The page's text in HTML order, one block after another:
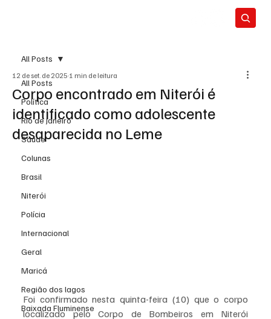
All Posts
Política
Rio de Janeiro
Saúde
Colunas
Brasil
Niterói
Polícia
Internacional
Geral
Maricá
Região dos lagos
Baixada Fluminense
All Posts
Corpo encontrado em Niterói é
identificado como adolescente
desaparecida no Leme
12 de set. de 2025 1 min de leitura
Foi confirmado nesta quinta-feira (10) que o corpo
localizado pelo Corpo de Bombeiros em Niterói